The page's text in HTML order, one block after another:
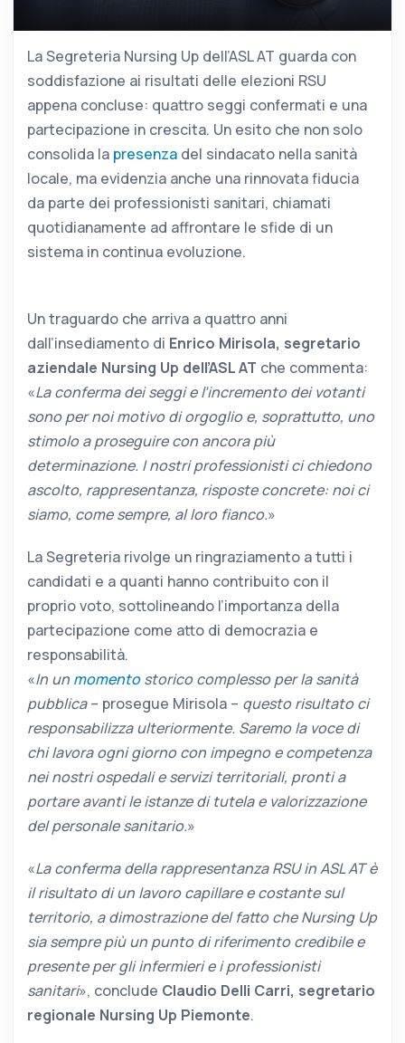
La Segreteria Nursing Up dell’ASL AT guarda con
soddisfazione ai risultati delle elezioni RSU
appena concluse: quattro seggi confermati e una
partecipazione in crescita. Un esito che non solo
consolida la presenza del sindacato nella sanità
locale, ma evidenzia anche una rinnovata fiducia
da parte dei professionisti sanitari, chiamati
quotidianamente ad affrontare le sfide di un
sistema in continua evoluzione.
Un traguardo che arriva a quattro anni
dall’insediamento di Enrico Mirisola, segretario
aziendale Nursing Up dell’ASL AT che commenta:
«La conferma dei seggi e l’incremento dei votanti
sono per noi motivo di orgoglio e, soprattutto, uno
stimolo a proseguire con ancora più
determinazione. I nostri professionisti ci chiedono
ascolto, rappresentanza, risposte concrete: noi ci
siamo, come sempre, al loro fianco.»
La Segreteria rivolge un ringraziamento a tutti i
candidati e a quanti hanno contribuito con il
proprio voto, sottolineando l’importanza della
partecipazione come atto di democrazia e
responsabilità.
«In un momentostorico complesso per la sanità
pubblica– prosegue Mirisola – questo risultato ci
responsabilizza ulteriormente. Saremo la voce di
chi lavora ogni giorno con impegno e competenza
nei nostri ospedali e servizi territoriali, pronti a
portare avanti le istanze di tutela e valorizzazione
del personale sanitario.»
«La conferma della rappresentanza RSU in ASL AT è
il risultato di un lavoro capillare e costante sul
territorio, a dimostrazione del fatto che Nursing Up
sia sempre più un punto di riferimento credibile e
presente per gli infermieri e i professionisti
sanitari», conclude Claudio Delli Carri, segretario
regionale Nursing Up Piemonte.